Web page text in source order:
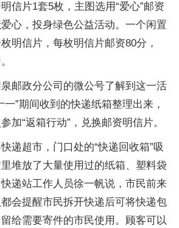
信片1套5枚，主图选用“爱心”邮资
心，投身绿色公益活动。一个闲置
明信片，每枚明信片邮资80分，
邮政分公司的微公号了解到这一活
一”期间收到的快递纸箱整理出来，
加“返箱行动”，兑换邮资明信片。
递超市，门口处的“快递回收箱”吸
堆放了大量使用过的纸箱、塑料袋
递站工作人员徐一帆说，市民前来
会提醒市民拆开快递后可将快递包
给需要寄件的市民使用。顾客可以